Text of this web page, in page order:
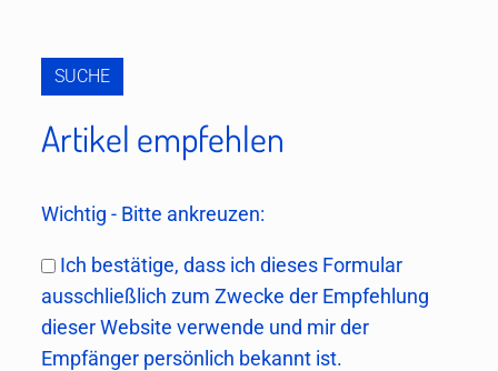
SUCHE
Artikel empfehlen
Wichtig - Bitte ankreuzen:
Ich bestätige, dass ich dieses Formular
ausschließlich zum Zwecke der Empfehlung
dieser Website verwende und mir der
Empfänger persönlich bekannt ist.